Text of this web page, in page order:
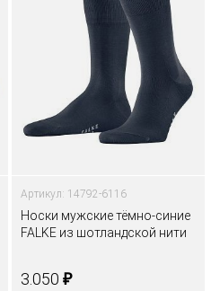
Артикул: 14792-6116
Носки мужские тёмно-синие
FALKE из шотландской нити
3.050 ₽